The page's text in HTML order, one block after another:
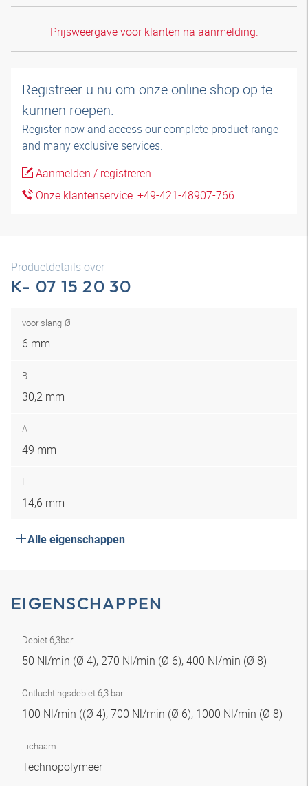
Prijsweergave voor klanten na aanmelding.
Registreer u nu om onze online shop op te
kunnen roepen.
Register now and access our complete product range
and many exclusive services.
Aanmelden / registreren
Onze klantenservice: +49-421-48907-766
Productdetails over
K- 07 15 20 30
voor slang-Ø
6 mm
B
30,2 mm
A
49 mm
I
14,6 mm
Alle eigenschappen
EIGENSCHAPPEN
Debiet 6,3bar
50 Nl/min (Ø 4), 270 Nl/min (Ø 6), 400 Nl/min (Ø 8)
Ontluchtingsdebiet 6,3 bar
100 Nl/min ((Ø 4), 700 Nl/min (Ø 6), 1000 Nl/min (Ø 8)
Lichaam
Technopolymeer